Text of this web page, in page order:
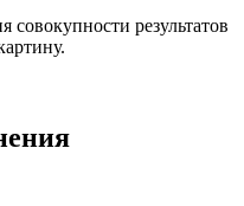
результатов